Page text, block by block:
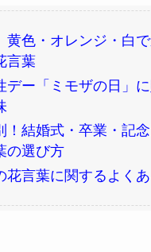
黄色・オレンジ・白
言葉
デー「ミモザの日」
！結婚式・卒業・記
の選び方
花言葉に関するよく